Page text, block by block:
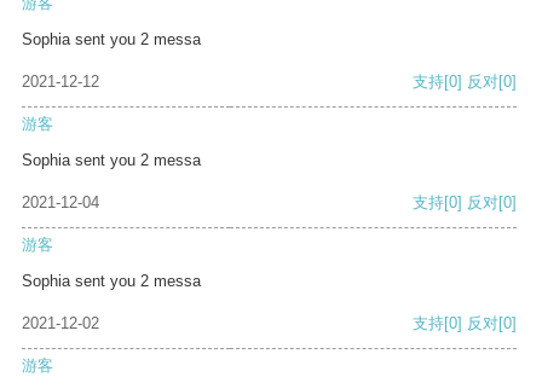
Sophia sent you 2 messa
2021-12-12 支持[0] 反对[0]
游客
Sophia sent you 2 messa
2021-12-04 支持[0] 反对[0]
游客
Sophia sent you 2 messa
2021-12-02 支持[0] 反对[0]
游客